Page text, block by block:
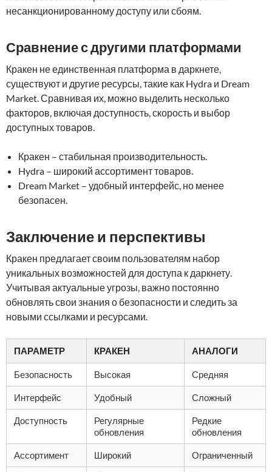
несанкционированному доступу или сбоям.
Сравнение с другими платформами
Кракен не единственная платформа в даркнете,
существуют и другие ресурсы, такие как Hydra и Dream
Market. Сравнивая их, можно выделить несколько
факторов, включая доступность, скорость и выбор
доступных товаров.
Кракен – стабильная производительность.
Hydra – широкий ассортимент товаров.
Dream Market – удобный интерфейс, но менее
безопасен.
Заключение и перспективы
Кракен предлагает своим пользователям набор
уникальных возможностей для доступа к даркнету.
Учитывая актуальные угрозы, важно постоянно
обновлять свои знания о безопасности и следить за
новыми ссылками и ресурсами.
ПАРАМЕТР КРАКЕН АНАЛОГИ
Безопасность Высокая Средняя
Интерфейс Удобный Сложный
Доступность
Регулярные
обновления
Редкие
обновления
Ассортимент Широкий Ограниченный